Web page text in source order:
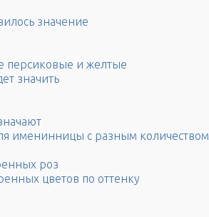
значение
персиковые и желтые
значить
именинницы с разным количеством
роз
цветов по оттенку